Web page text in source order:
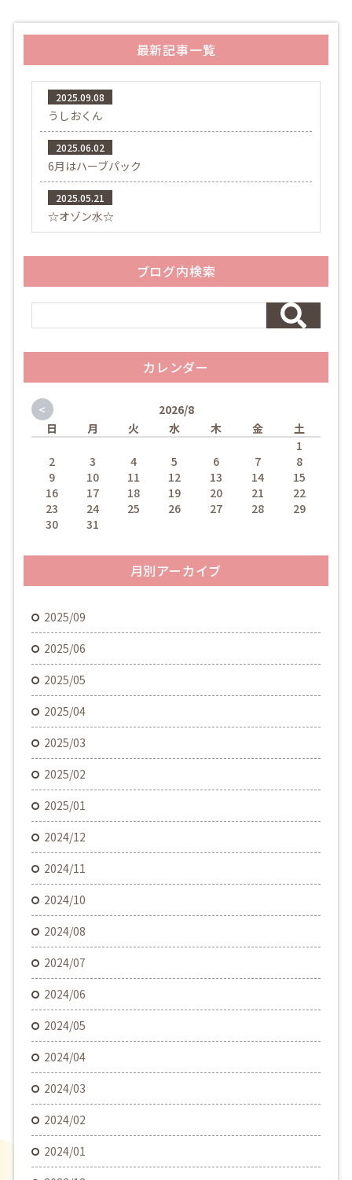
最新記事一覧
2025.09.08
うしおくん
2025.06.02
6月はハーブパック
2025.05.21
☆オゾン水☆
ブログ内検索
カレンダー
<
2026/8
日
月 火 水 木 金
土
1
2
3 4 5 6 7
8
9
10 11 12 13 14
15
16
17 18 19 20 21
22
23
24 25 26 27 28
29
30
31
月別アーカイブ
2025/09
2025/06
2025/05
2025/04
2025/03
2025/02
2025/01
2024/12
2024/11
2024/10
2024/08
2024/07
2024/06
2024/05
2024/04
2024/03
2024/02
2024/01